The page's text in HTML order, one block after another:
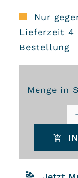
Nur
Lieferzeit 4
Bestellung
Menge in